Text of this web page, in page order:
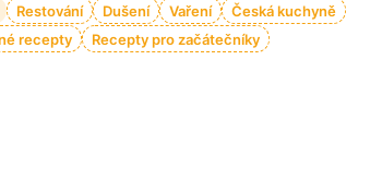
Restování Dušení Vaření
Česká kuchyně
recepty
Recepty pro začátečníky